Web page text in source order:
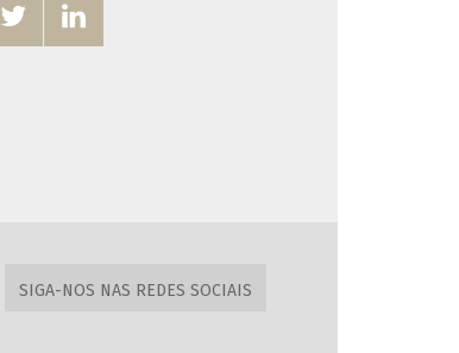
 
SIGA-NOS NAS REDES SOCIAIS